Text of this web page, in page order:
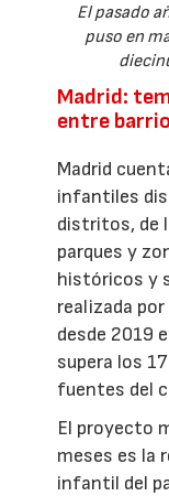
El pasado
puso en
Madrid:
entre
Madrid
infantiles
distritos, de
parques y
históricos y
realizada
desde 2019
supera los
fuentes del
El proyecto
meses es la
infantil del